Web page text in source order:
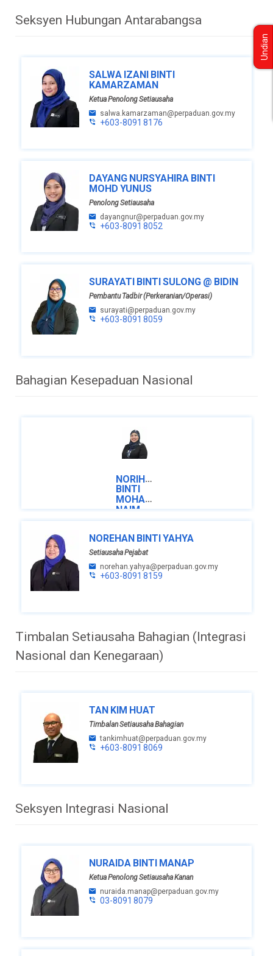
Seksyen Hubungan Antarabangsa
SALWA IZANI BINTI
KAMARZAMAN
Ketua Penolong Setiausaha
salwa.kamarzaman@perpaduan.gov.my
+603-8091 8176
DAYANG NURSYAHIRA BINTI
MOHD YUNUS
Penolong Setiausaha
dayangnur@perpaduan.gov.my
+603-8091 8052
SURAYATI BINTI SULONG @ BIDIN
Pembantu Tadbir (Perkeranian/Operasi)
surayati@perpaduan.gov.my
+603-8091 8059
Bahagian Kesepaduan Nasional
NORIHAN
BINTI
MOHAMED
NAIM
Setiausaha
Bahagian
+603-
8091 8006
NOREHAN BINTI YAHYA
Setiausaha Pejabat
norehan.yahya@perpaduan.gov.my
+603-8091 8159
Timbalan Setiausaha Bahagian (Integrasi
Nasional dan Kenegaraan)
TAN KIM HUAT
Timbalan Setiausaha Bahagian
tankimhuat@perpaduan.gov.my
+603-8091 8069
Seksyen Integrasi Nasional
NURAIDA BINTI MANAP
Ketua Penolong Setiausaha Kanan
nuraida.manap@perpaduan.gov.my
03-8091 8079
Undian